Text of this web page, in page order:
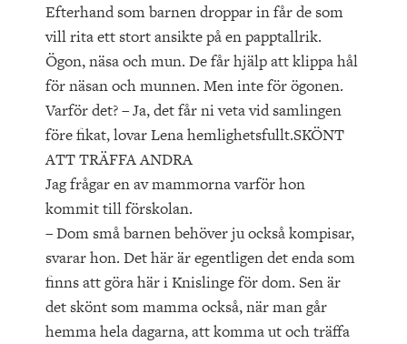
Efterhand som barnen droppar in får de som
vill rita ett stort ansikte på en papptallrik.
Ögon, näsa och mun. De får hjälp att klippa hål
för näsan och munnen. Men inte för ögonen.
Varför det? – Ja, det får ni veta vid samlingen
före fikat, lovar Lena hemlighetsfullt.SKÖNT
ATT TRÄFFA ANDRA
Jag frågar en av mammorna varför hon
kommit till förskolan.
– Dom små barnen behöver ju också kompisar,
svarar hon. Det här är egentligen det enda som
finns att göra här i Knislinge för dom. Sen är
det skönt som mamma också, när man går
hemma hela dagarna, att komma ut och träffa